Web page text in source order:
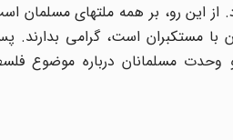
این رو، بر همه ملت‏های مسلمان
با مستکبران است، گرامی
وحدت مسلمانان درباره موضوع